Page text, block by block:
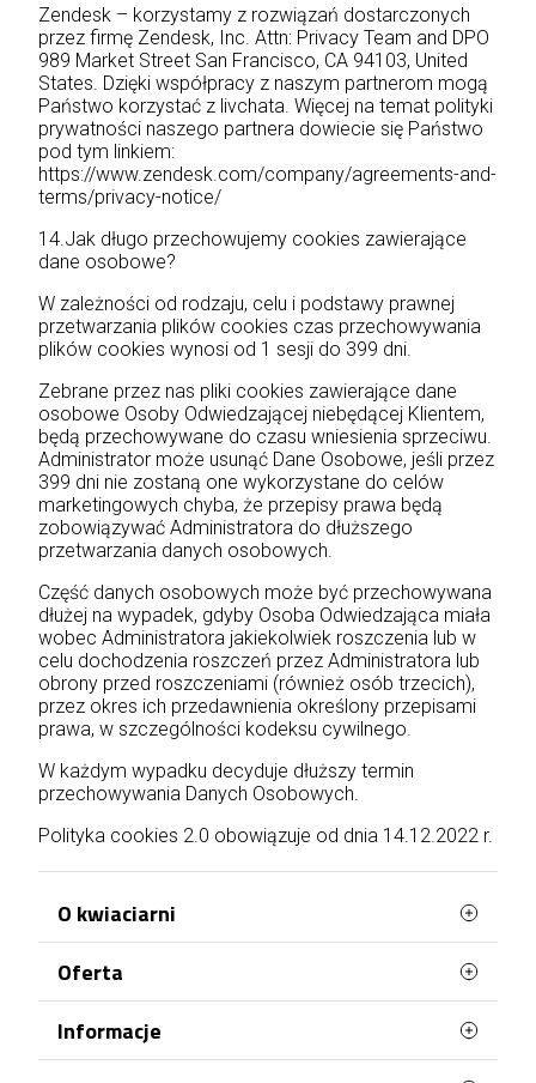
Zendesk – korzystamy z rozwiązań dostarczonych
przez firmę Zendesk, Inc. Attn: Privacy Team and DPO
989 Market Street San Francisco, CA 94103, United
States. Dzięki współpracy z naszym partnerom mogą
Państwo korzystać z livchata. Więcej na temat polityki
prywatności naszego partnera dowiecie się Państwo
pod tym linkiem:
https://www.zendesk.com/company/agreements-and-
terms/privacy-notice/
14.Jak długo przechowujemy cookies zawierające
dane osobowe?
W zależności od rodzaju, celu i podstawy prawnej
przetwarzania plików cookies czas przechowywania
plików cookies wynosi od 1 sesji do 399 dni.
Zebrane przez nas pliki cookies zawierające dane
osobowe Osoby Odwiedzającej niebędącej Klientem,
będą przechowywane do czasu wniesienia sprzeciwu.
Administrator może usunąć Dane Osobowe, jeśli przez
399 dni nie zostaną one wykorzystane do celów
marketingowych chyba, że przepisy prawa będą
zobowiązywać Administratora do dłuższego
przetwarzania danych osobowych.
Część danych osobowych może być przechowywana
dłużej na wypadek, gdyby Osoba Odwiedzająca miała
wobec Administratora jakiekolwiek roszczenia lub w
celu dochodzenia roszczeń przez Administratora lub
obrony przed roszczeniami (również osób trzecich),
przez okres ich przedawnienia określony przepisami
prawa, w szczególności kodeksu cywilnego.
W każdym wypadku decyduje dłuższy termin
przechowywania Danych Osobowych.
Polityka cookies 2.0 obowiązuje od dnia 14.12.2022 r.
O kwiaciarni
Podaruj kwiaty na odległość z dostawą w Lublinie!
imieniu kwiaty pod wskazany adres w Lublinie?
Zapraszamy Cię do skorzystania z usług naszej
Oferta
Mapa strony
Informacje